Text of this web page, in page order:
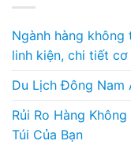
Ngành hàng
linh kiện, chi tiết cơ
Du Lịch Đông Nam
Rủi Ro Hàng
Túi Của Bạn